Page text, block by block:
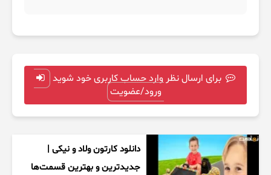
برای ارسال نظر وارد حساب کاربری خود شوید
ورود/عضویت
دانلود کارتون ولاد و نیکی |
جدیدترین و بهترین قسمت‌ها